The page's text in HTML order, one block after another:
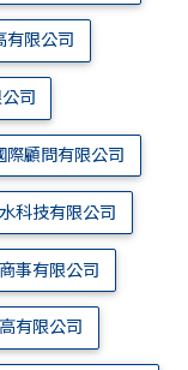
限公司
司
顧問有限公司
科技有限公司
事有限公司
有限公司